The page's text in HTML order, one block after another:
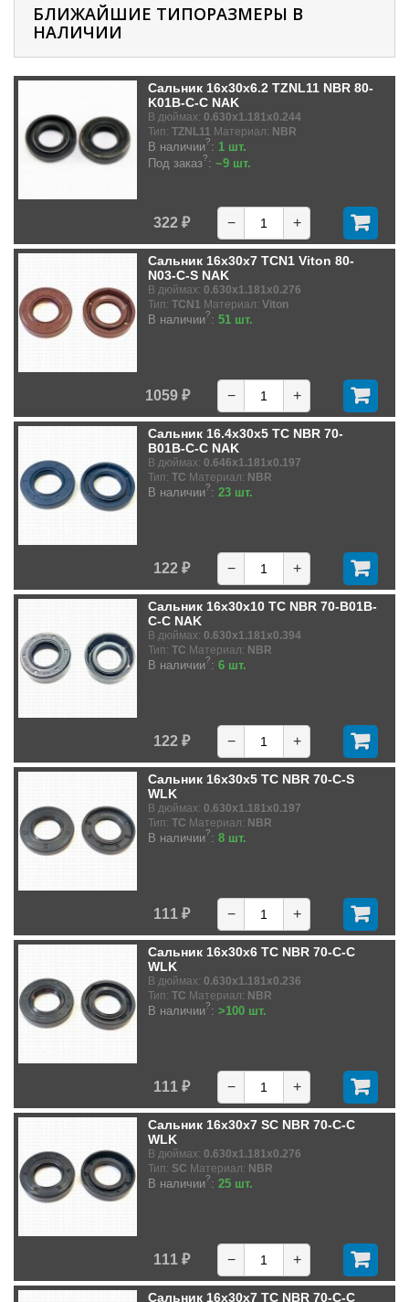
БЛИЖАЙШИЕ ТИПОРАЗМЕРЫ В
НАЛИЧИИ
Сальник 16x30x6.2 TZNL11 NBR 80-
K01B-C-C NAK
В дюймах: 0.630x1.181x0.244
Тип: TZNL11 Материал: NBR
В наличии?: 1 шт.
Под заказ?: ~9 шт.
322 ₽ − +
Сальник 16x30x7 TCN1 Viton 80-
N03-C-S NAK
В дюймах: 0.630x1.181x0.276
Тип: TCN1 Материал: Viton
В наличии?: 51 шт.
1059 ₽ − +
Сальник 16.4x30x5 TC NBR 70-
B01B-C-C NAK
В дюймах: 0.646x1.181x0.197
Тип: TC Материал: NBR
В наличии?: 23 шт.
122 ₽ − +
Сальник 16x30x10 TC NBR 70-B01B-
C-C NAK
В дюймах: 0.630x1.181x0.394
Тип: TC Материал: NBR
В наличии?: 6 шт.
122 ₽ − +
Сальник 16x30x5 TC NBR 70-C-S
WLK
В дюймах: 0.630x1.181x0.197
Тип: TC Материал: NBR
В наличии?: 8 шт.
111 ₽ − +
Сальник 16x30x6 TC NBR 70-C-C
WLK
В дюймах: 0.630x1.181x0.236
Тип: TC Материал: NBR
В наличии?: >100 шт.
111 ₽ − +
Сальник 16x30x7 SC NBR 70-C-C
WLK
В дюймах: 0.630x1.181x0.276
Тип: SC Материал: NBR
В наличии?: 25 шт.
111 ₽ − +
Сальник 16x30x7 TC NBR 70-C-C